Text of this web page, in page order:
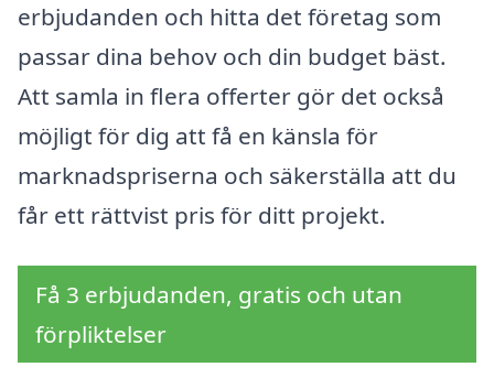
erbjudanden och hitta det företag som
passar dina behov och din budget bäst.
Att samla in flera offerter gör det också
möjligt för dig att få en känsla för
marknadspriserna och säkerställa att du
får ett rättvist pris för ditt projekt.
Få 3 erbjudanden, gratis och utan
förpliktelser